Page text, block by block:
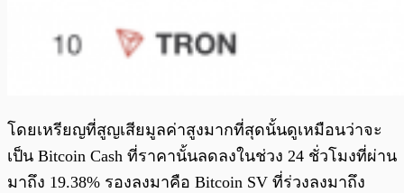
โดยเหรียญที่สูญเสียมูลค่าสูงมากที่สุดนั้นดูเหมือนว่าจะ
เป็น Bitcoin Cash ที่ราคานั้นลดลงในช่วง 24 ชั่วโมงที่ผ่าน
มาถึง 19.38% รองลงมาคือ Bitcoin SV ที่ร่วงลงมาถึง